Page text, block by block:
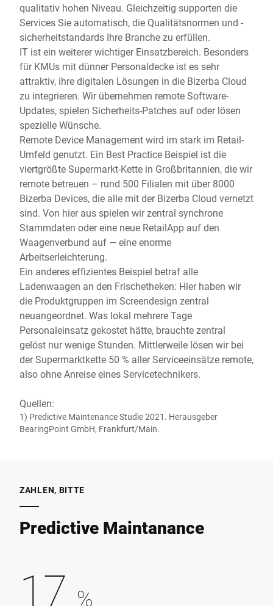
qualitativ hohen Niveau. Gleichzeitig supporten die
Services Sie automatisch, die Qualitätsnormen und -
sicherheitstandards Ihre Branche zu erfüllen.
IT ist ein weiterer wichtiger Einsatzbereich. Besonders
für KMUs mit dünner Personaldecke ist es sehr
attraktiv, ihre digitalen Lösungen in die Bizerba Cloud
zu integrieren. Wir übernehmen remote Software-
Updates, spielen Sicherheits-Patches auf oder lösen
spezielle Wünsche.
Remote Device Management wird im stark im Retail-
Umfeld genutzt. Ein Best Practice Beispiel ist die
viertgrößte Supermarkt-Kette in Großbritannien, die wir
remote betreuen – rund 500 Filialen mit über 8000
Bizerba Devices, die alle mit der Bizerba Cloud vernetzt
sind. Von hier aus spielen wir zentral synchrone
Stammdaten oder eine neue RetailApp auf den
Waagenverbund auf — eine enorme
Arbeitserleichterung.
Ein anderes effizientes Beispiel betraf alle
Ladenwaagen an den Frischetheken: Hier haben wir
die Produktgruppen im Screendesign zentral
neuangeordnet. Was lokal mehrere Tage
Personaleinsatz gekostet hätte, brauchte zentral
gelöst nur wenige Stunden. Mittlerweile lösen wir bei
der Supermarktkette 50 % aller Serviceeinsätze remote,
also ohne Anreise eines Servicetechnikers.
Quellen:
1) Predictive Maintenance Studie 2021. Herausgeber
BearingPoint GmbH, Frankfurt/Main.
ZAHLEN, BITTE
Predictive Maintanance
17 %